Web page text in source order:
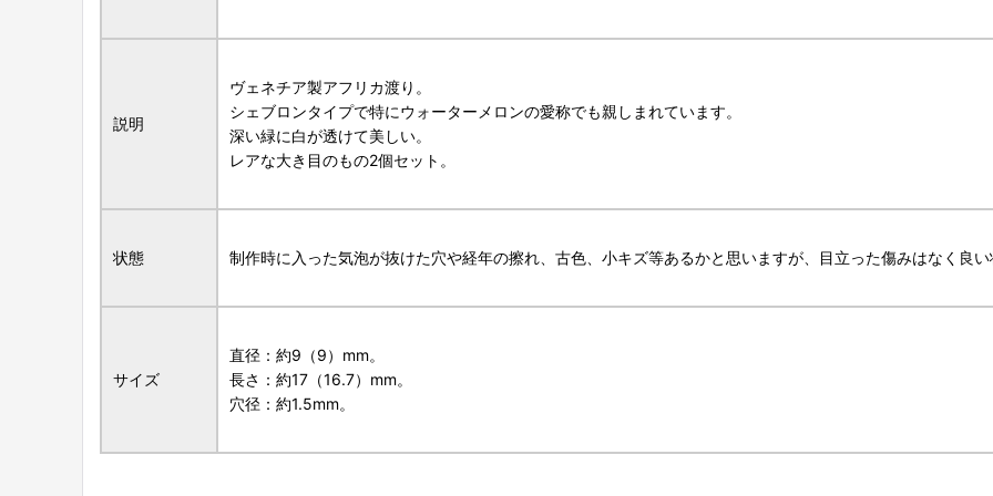
説明
ヴェネチア製アフリカ渡り。
シェブロンタイプで特にウォーターメロンの愛称でも親しまれています。
深い緑に白が透けて美しい。
レアな大き目のもの2個セット。
状態 制作時に入った気泡が抜けた穴や経年の擦れ、古色、小キズ等あるかと思いますが、目立った傷みはなく良い
サイズ
直径：約9（9）mm。
長さ：約17（16.7）mm。
穴径：約1.5mm。